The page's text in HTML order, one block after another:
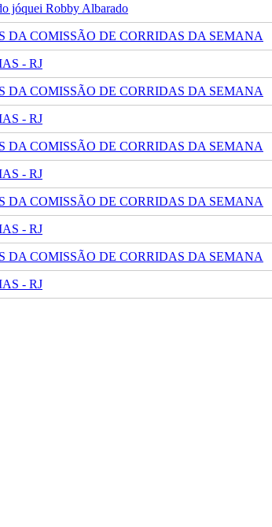
jóquei Robby Albarado
DA COMISSÃO DE CORRIDAS DA SEMANA
- RJ
DA COMISSÃO DE CORRIDAS DA SEMANA
- RJ
DA COMISSÃO DE CORRIDAS DA SEMANA
- RJ
DA COMISSÃO DE CORRIDAS DA SEMANA
- RJ
DA COMISSÃO DE CORRIDAS DA SEMANA
- RJ